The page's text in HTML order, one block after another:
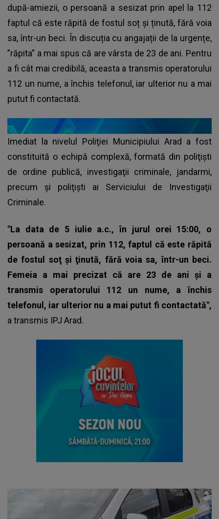
după-amiezii, o persoană a sesizat prin apel la 112
faptul că este răpită de fostul soț și ținută, fără voia
sa, într-un beci. În discuția cu angajații de la urgențe,
”răpita” a mai spus că are vârsta de 23 de ani. Pentru
a fi cât mai credibilă, aceasta a transmis operatorului
112 un nume, a închis telefonul, iar ulterior nu a mai
putut fi contactată.
Imediat la nivelul Poliţiei Municipiului Arad a fost
constituită o echipă complexă, formată din poliţişti
de ordine publică, investigaţii criminale, jandarmi,
precum şi poliţişti ai Serviciului de Investigaţii
Criminale.
"La data de 5 iulie a.c., în jurul orei 15:00, o
persoană a sesizat, prin 112, faptul că este răpită
de fostul soţ şi ţinută, fără voia sa, într-un beci.
Femeia a mai precizat că are 23 de ani şi a
transmis operatorului 112 un nume, a închis
telefonul, iar ulterior nu a mai putut fi contactată",
a transmis IPJ Arad.